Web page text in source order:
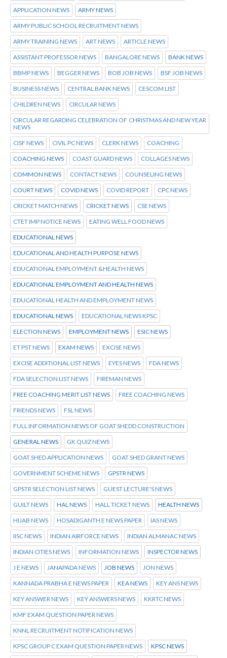
APPLICATION NEWS ARMY NEWS
ARMY PUBLIC SCHOOL RECRUITMENT NEWS
ARMY TRAINING NEWS ART NEWS ARTICLE NEWS
ASSISTANT PROFESSOR NEWS BANGALORE NEWS BANK NEWS
BBMP NEWS BEGGER NEWS BOB JOB NEWS BSF JOB NEWS
BUSINESS NEWS CENTRAL BANK NEWS CESCOM LIST
CHILDREN NEWS CIRCULAR NEWS
CIRCULAR REGARDING CELEBRATION OF CHRISTMAS AND NEW YEAR
NEWS
CISF NEWS CIVIL PC NEWS CLERK NEWS COACHING
COACHING NEWS COAST GUARD NEWS COLLAGES NEWS
COMMON NEWS CONTACT NEWS COUNSELING NEWS
COURT NEWS COVID NEWS COVID REPORT CPC NEWS
CRICKET MATCH NEWS CRICKET NEWS CSE NEWS
CTET IMP NOTICE NEWS EATING WELL FOOD NEWS
EDUCATIONAL NEWS
EDUCATIONAL AND HEALTH PURPOSE NEWS
EDUCATIONAL EMPLOYMENT &HEALTH NEWS
EDUCATIONAL EMPLOYMENT AND HEALTH NEWS
EDUCATIONAL HEALTH AND EMPLOYMENT NEWS
EDUCATIONAL NEWS EDUCATIONAL NEWS KPSC
ELECTION NEWS EMPLOYMENT NEWS ESIC NEWS
ET PST NEWS EXAM NEWS EXCISE NEWS
EXCISE ADDITIONAL LIST NEWS EYES NEWS FDA NEWS
FDA SELECTION LIST NEWS FIREMAN NEWS
FREE COACHING MERIT LIST NEWS FREE COACHING NEWS
FRIENDS NEWS FSL NEWS
FULL INFORMATION NEWS OF GOAT SHEDD CONSTRUCTION
GENERAL NEWS GK QUIZ NEWS
GOAT SHED APPLICATION NEWS GOAT SHED GRANT NEWS
GOVERNMENT SCHEME NEWS GPSTR NEWS
GPSTR SELECTION LIST NEWS GUEST LECTURE'S NEWS
GUILT NEWS HAL NEWS HALL TICKET NEWS HEALTH NEWS
HIJAB NEWS HOSADIGANTH E NEWS PAPER IAS NEWS
IISC NEWS INDIAN AIRFORCE NEWS INDIAN ALMANAC NEWS
INDIAN CITIES NEWS INFORMATION NEWS INSPECTOR NEWS
J E NEWS JANAPADA NEWS JOB NEWS JON NEWS
KANNADA PRABHA E NEWS PAPER KEA NEWS KEY ANS NEWS
KEY ANSWER NEWS KEY ANSWERS NEWS KKRTC NEWS
KMF EXAM QUESTION PAPER NEWS
KNNL RECRUITMENT NOTIFICATION NEWS
KPSC GROUP C EXAM QUESTION PAPER NEWS KPSC NEWS